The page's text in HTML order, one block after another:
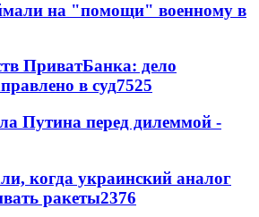
на "помощи" военному в
ПриватБанка: дело
в суд7525
Путина перед дилеммой -
когда украинский аналог
ракеты2376